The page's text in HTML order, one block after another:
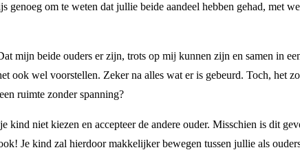
genoeg om te weten dat jullie beide aandeel hebben gehad, met
mijn beide ouders er zijn, trots op mij kunnen zijn en samen in
ook wel voorstellen. Zeker na alles wat er is gebeurd. Toch, het
ruimte zonder spanning?
kind niet kiezen en accepteer de andere ouder. Misschien is dit
Je kind zal hierdoor makkelijker bewegen tussen jullie als